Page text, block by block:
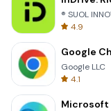
® SUOL
4.9
Google
Google LLC
4.1
Microsoft